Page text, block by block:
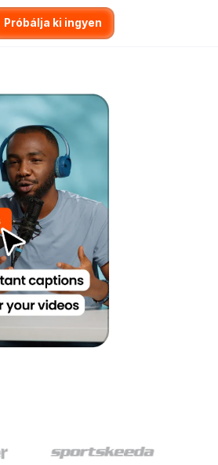
Próbálja ki ingyen